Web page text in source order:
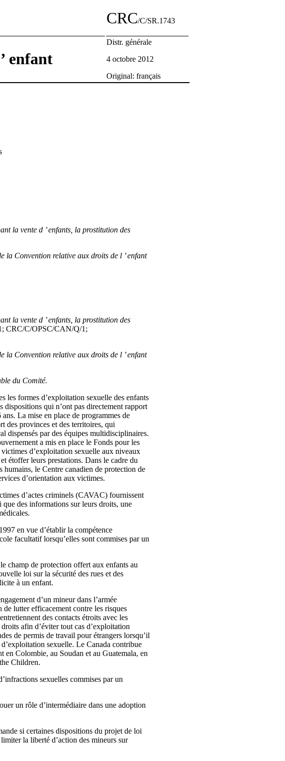
CRC/C/SR.1743
enfant
Distr. générale
4 octobre 2012
Original: français
la vente d ’ enfants, la prostitution des
la Convention relative aux droits de l ’ enfant
la vente d ’ enfants, la prostitution des
CRC/C/OPSC/CAN/Q/1;
la Convention relative aux droits de l ’ enfant
du Comité.
les formes d’exploitation sexuelle des enfants
qui n’ont pas directement rapport
La mise en place de programmes de
des provinces et des territoires, qui
dispensés par des équipes multidisciplinaires.
a mis en place le Fonds pour les
d’exploitation sexuelle aux niveaux
étoffer leurs prestations. Dans le cadre du
humains, le Centre canadien de protection de
d’orientation aux victimes.
d’actes criminels (CAVAC) fournissent
des informations sur leurs droits, une
en vue d’établir la compétence
facultatif lorsqu’elles sont commises par un
champ de protection offert aux enfants au
loi sur la sécurité des rues et des
à un enfant.
d’un mineur dans l’armée
de lutter efficacement contre les risques
des contacts étroits avec les
afin d’éviter tout cas d’exploitation
de permis de travail pour étrangers lorsqu’il
sexuelle. Le Canada contribue
en Colombie, au Soudan et au Guatemala, en
Children.
sexuelles commises par un
un rôle d’intermédiaire dans une adoption
si certaines dispositions du projet de loi
la liberté d’action des mineurs sur